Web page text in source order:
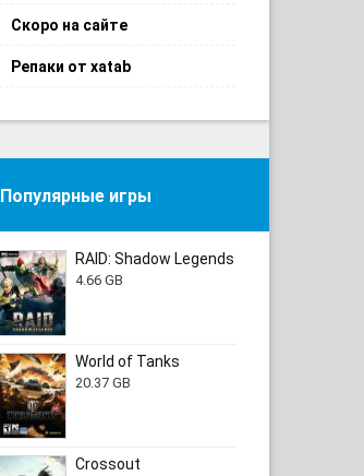
Скоро на сайте
Репаки от xatab
Популярные игры
RAID: Shadow Legends
4.66 GB
World of Tanks
20.37 GB
Crossout